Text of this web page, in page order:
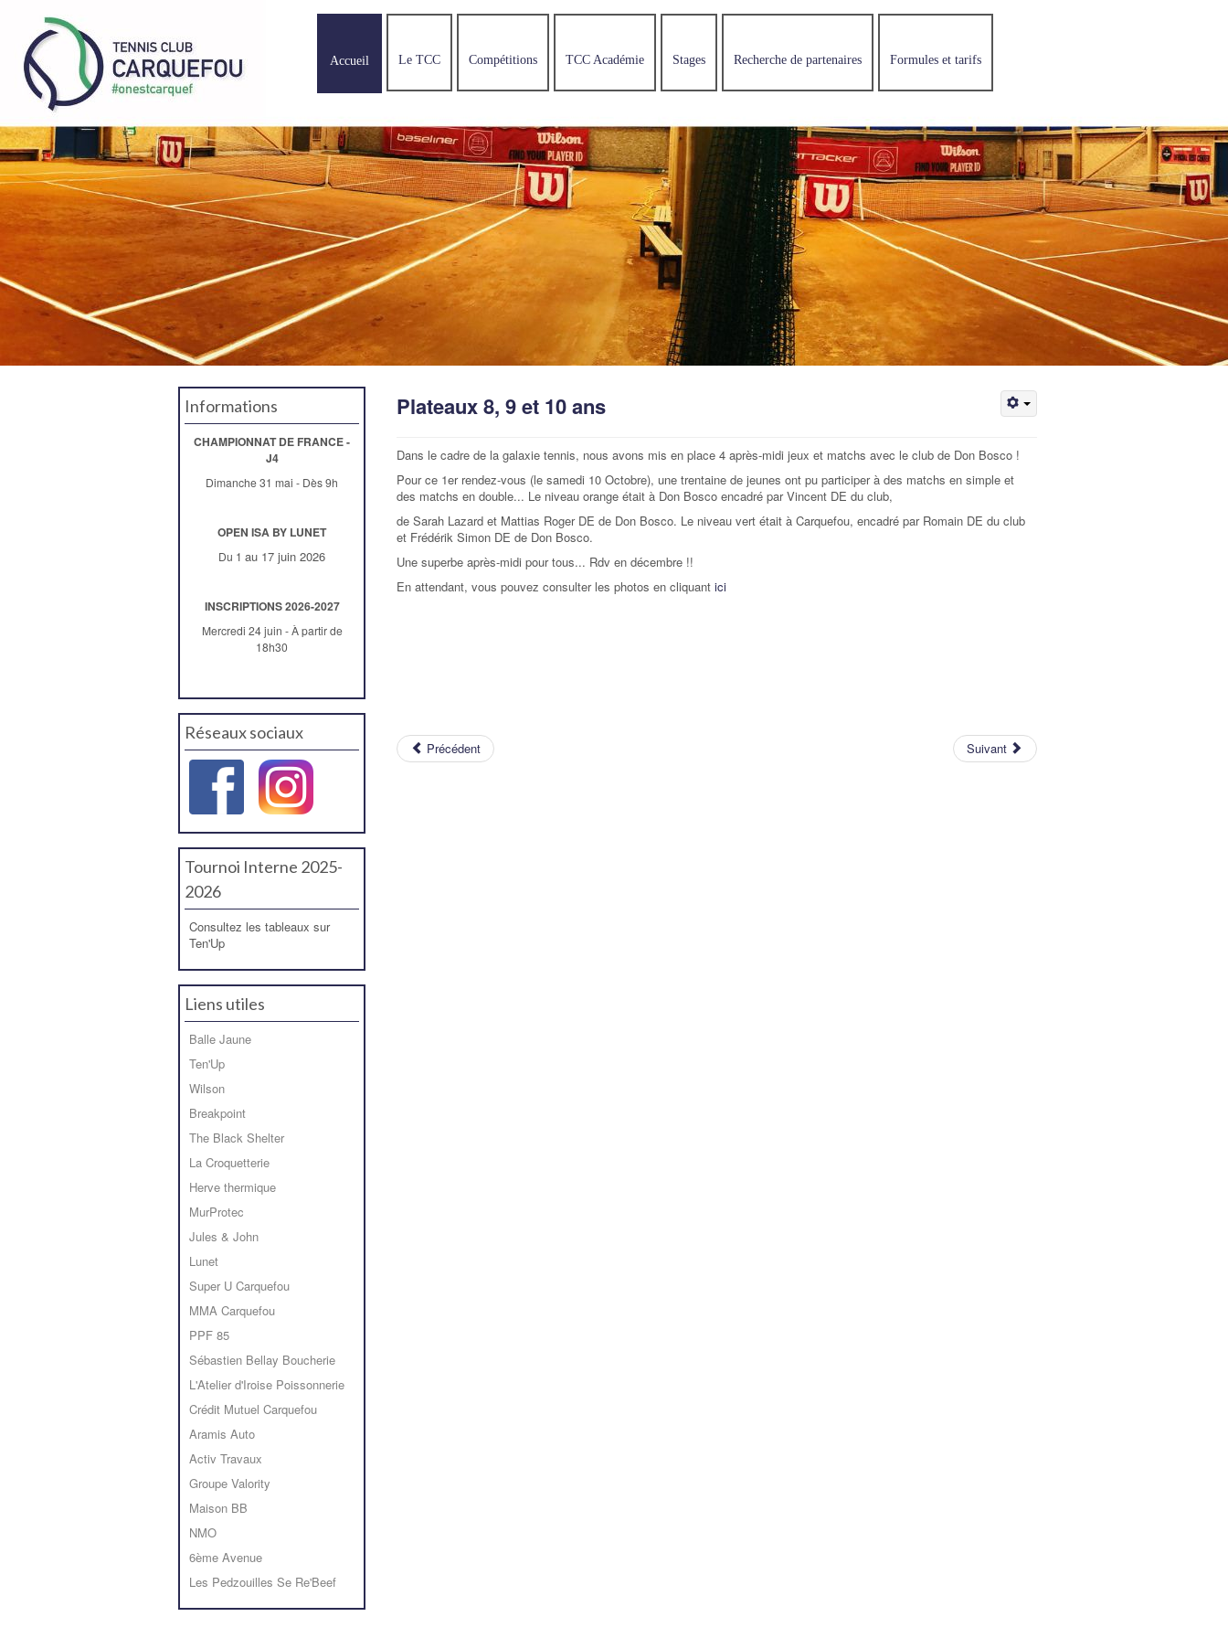
Accueil Le TCC Compétitions TCC Académie Stages Recherche de partenaires Formules et tarifs
Informations
CHAMPIONNAT DE FRANCE -
J4
Dimanche 31 mai - Dès 9h
OPEN ISA BY LUNET
Du 1 au 17 juin 2026
INSCRIPTIONS 2026-2027
Mercredi 24 juin - À partir de
18h30
Réseaux sociaux
Tournoi Interne 2025-
2026
Consultez les tableaux sur
Ten'Up
Liens utiles
Balle Jaune
Ten'Up
Wilson
Breakpoint
The Black Shelter
La Croquetterie
Herve thermique
MurProtec
Jules & John
Lunet
Super U Carquefou
MMA Carquefou
PPF 85
Sébastien Bellay Boucherie
L'Atelier d'Iroise Poissonnerie
Crédit Mutuel Carquefou
Aramis Auto
Activ Travaux
Groupe Valority
Maison BB
NMO
6ème Avenue
Les Pedzouilles Se Re'Beef
Plateaux 8, 9 et 10 ans
Dans le cadre de la galaxie tennis, nous avons mis en place 4 après-midi jeux et matchs avec le club de Don Bosco !
Pour ce 1er rendez-vous (le samedi 10 Octobre), une trentaine de jeunes ont pu participer à des matchs en simple et
des matchs en double... Le niveau orange était à Don Bosco encadré par Vincent DE du club,
de Sarah Lazard et Mattias Roger DE de Don Bosco. Le niveau vert était à Carquefou, encadré par Romain DE du club
et Frédérik Simon DE de Don Bosco.
Une superbe après-midi pour tous... Rdv en décembre !!
En attendant, vous pouvez consulter les photos en cliquant ici
Précédent Suivant